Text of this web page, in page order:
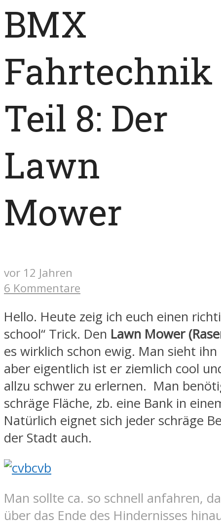
BMX
Fahrtechnik
Teil 8: Der
Lawn
Mower
vor 12 Jahren
6 Kommentare
Hello. Heute zeig ich euch einen
school“ Trick. Den Lawn Mower
es wirklich schon ewig. Man sieht
aber eigentlich ist er ziemlich cool
allzu schwer zu erlernen. Man
schräge Fläche, zb. eine Bank in
Natürlich eignet sich jeder schräge
der Stadt auch.
Man sollte ca. so schnell anfahren,
über das Ende des Hindernisses